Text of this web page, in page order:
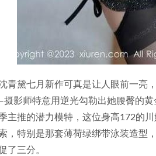
青黛七月新作可真是让人眼前一亮
影师特意用逆光勾勒出她腰臀的
主推的潜力模特，这位身高172的
，特别是那套薄荷绿绑带泳装造型
了三分。